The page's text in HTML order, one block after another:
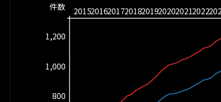
20152016201720182019202020212022
800
1,000
1,200
件数